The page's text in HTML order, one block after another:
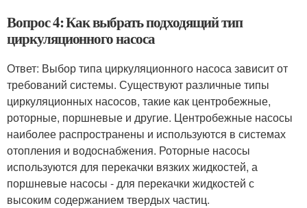
Вопрос 4: Как выбрать подходящий тип
циркуляционного насоса
Ответ: Выбор типа циркуляционного насоса зависит от
требований системы. Существуют различные типы
циркуляционных насосов, такие как центробежные,
роторные, поршневые и другие. Центробежные насосы
наиболее распространены и используются в системах
отопления и водоснабжения. Роторные насосы
используются для перекачки вязких жидкостей, а
поршневые насосы - для перекачки жидкостей с
высоким содержанием твердых частиц.